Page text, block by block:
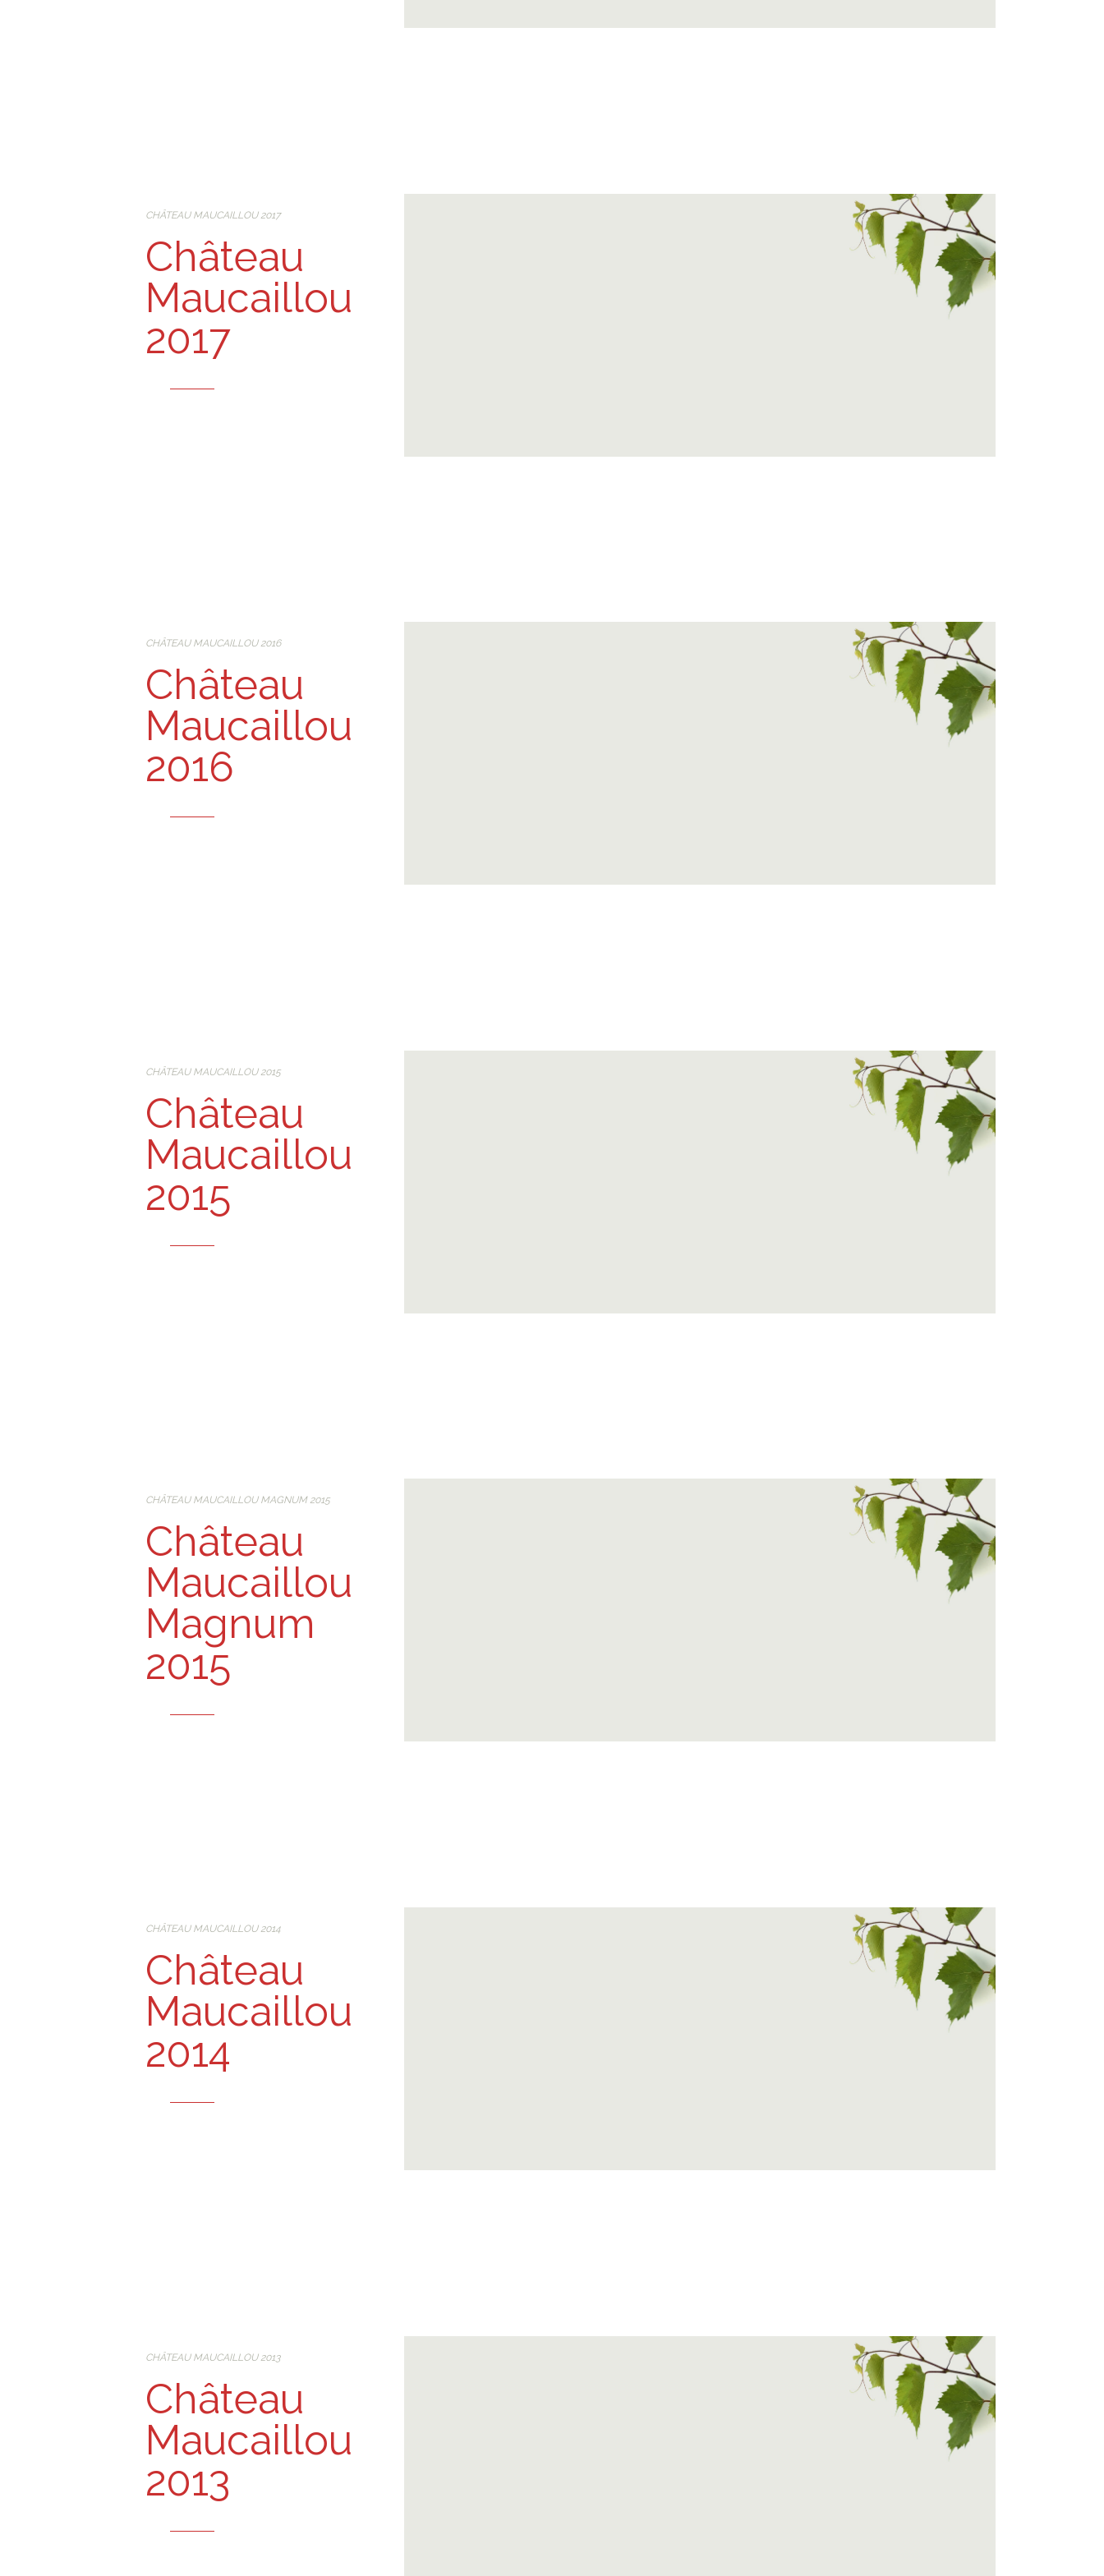
CHÂTEAU MAUCAILLOU 2017
Château
Maucaillou
2017
CHÂTEAU MAUCAILLOU 2016
Château
Maucaillou
2016
CHÂTEAU MAUCAILLOU 2015
Château
Maucaillou
2015
CHÂTEAU MAUCAILLOU MAGNUM 2015
Château
Maucaillou
Magnum
2015
CHÂTEAU MAUCAILLOU 2014
Château
Maucaillou
2014
CHÂTEAU MAUCAILLOU 2013
Château
Maucaillou
2013